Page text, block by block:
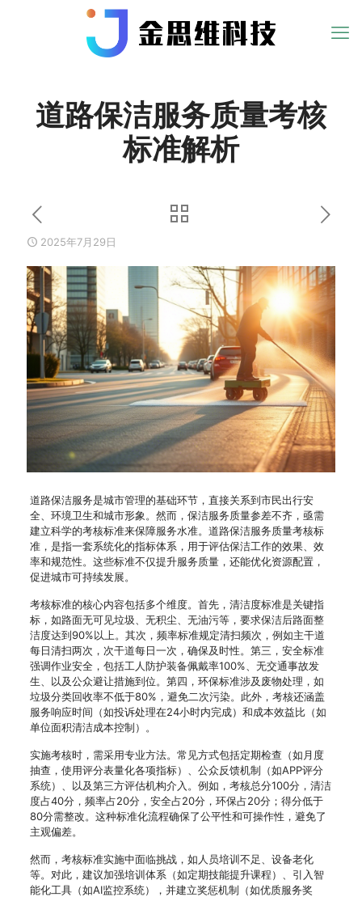
道路保洁服务质量考核
标准解析
2025年7月29日
道路保洁服务是城市管理的基础环节，直接关系到市民出行安
全、环境卫生和城市形象。然而，保洁服务质量参差不齐，亟需
建立科学的考核标准来保障服务水准。道路保洁服务质量考核标
准，是指一套系统化的指标体系，用于评估保洁工作的效果、效
率和规范性。这些标准不仅提升服务质量，还能优化资源配置，
促进城市可持续发展。
考核标准的核心内容包括多个维度。首先，清洁度标准是关键指
标，如路面无可见垃圾、无积尘、无油污等，要求保洁后路面整
洁度达到90%以上。其次，频率标准规定清扫频次，例如主干道
每日清扫两次，次干道每日一次，确保及时性。第三，安全标准
强调作业安全，包括工人防护装备佩戴率100%、无交通事故发
生、以及公众避让措施到位。第四，环保标准涉及废物处理，如
垃圾分类回收率不低于80%，避免二次污染。此外，考核还涵盖
服务响应时间（如投诉处理在24小时内完成）和成本效益比（如
单位面积清洁成本控制）。
实施考核时，需采用专业方法。常见方式包括定期检查（如月度
抽查，使用评分表量化各项指标）、公众反馈机制（如APP评分
系统）、以及第三方评估机构介入。例如，考核总分100分，清洁
度占40分，频率占20分，安全占20分，环保占20分；得分低于
80分需整改。这种标准化流程确保了公平性和可操作性，避免了
主观偏差。
然而，考核标准实施中面临挑战，如人员培训不足、设备老化
等。对此，建议加强培训体系（如定期技能提升课程）、引入智
能化工具（如AI监控系统），并建立奖惩机制（如优质服务奖